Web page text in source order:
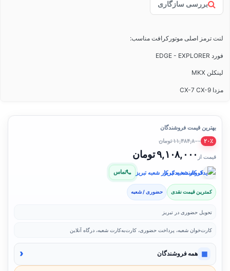
بررسی سازگاری
لنت ترمز اصلی موتورکرافت مناسب:
فورد EDGE - EXPLORER
لینکلن MKX
مزدا CX-7 CX-9
بهترین قیمت فروشندگان
۲۰٪ ۱۱,۳۸۴,۸۰۰ تومان
قیمت از ۹,۱۰۸,۰۰۰ تومان
فروشنده: یدک کار شعبه تبریز تماس
کمترین قیمت نقدی حضوری / شعبه
تحویل حضوری در تبریز
کارت‌خوان شعبه، پرداخت حضوری، کارت‌به‌کارت شعبه، درگاه آنلاین
▦ همه فروشندگان ‹